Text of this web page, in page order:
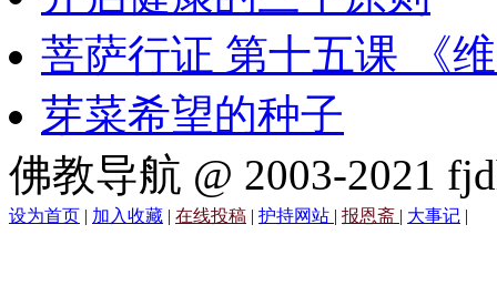
菩萨行证 第十五课 《
芽菜希望的种子
佛教导航 @ 2003-2021
设为首页 | 加入收藏 | 在线投稿 | 护持网站 | 报恩斋 | 大事记 |